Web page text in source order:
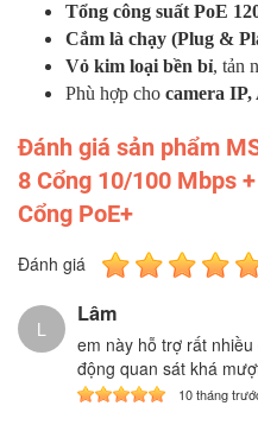
Tổng công suất PoE
Cắm là chạy (Plug &
Vỏ kim loại bền bỉ, tản
Phù hợp cho camera IP,
Đánh giá sản phẩm
8 Cổng 10/100 Mbps
Cổng PoE+
Đánh giá
L
Lâm
em này hỗ trợ rất
động quan sát khá
10 tháng